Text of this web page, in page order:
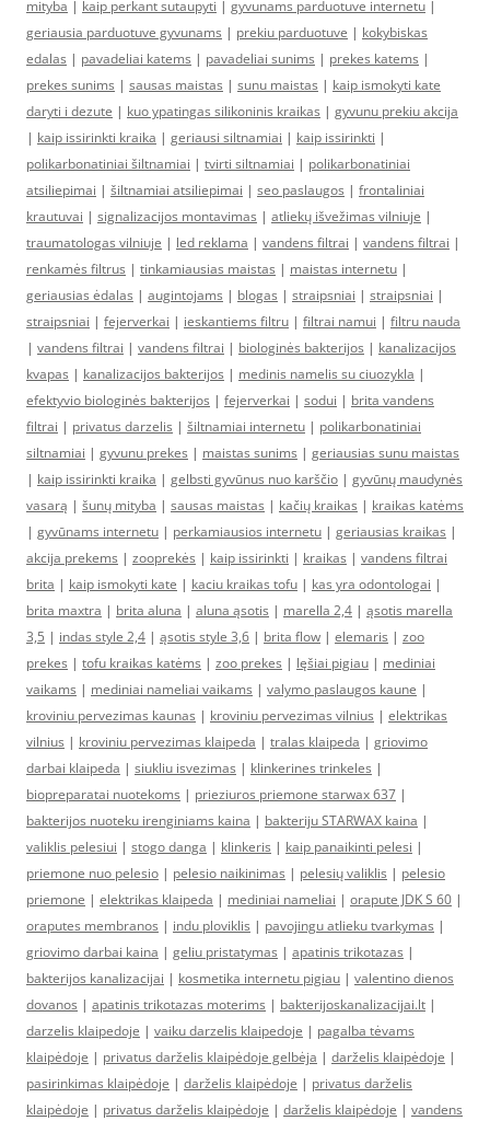
mityba | kaip perkant sutaupyti | gyvunams parduotuve internetu |
geriausia parduotuve gyvunams | prekiu parduotuve | kokybiskas
edalas | pavadeliai katems | pavadeliai sunims | prekes katems |
prekes sunims | sausas maistas | sunu maistas | kaip ismokyti kate
daryti i dezute | kuo ypatingas silikoninis kraikas | gyvunu prekiu akcija
| kaip issirinkti kraika | geriausi siltnamiai | kaip issirinkti |
polikarbonatiniai šiltnamiai | tvirti siltnamiai | polikarbonatiniai
atsiliepimai | šiltnamiai atsiliepimai | seo paslaugos | frontaliniai
krautuvai | signalizacijos montavimas | atliekų išvežimas vilniuje |
traumatologas vilniuje | led reklama | vandens filtrai | vandens filtrai |
renkamės filtrus | tinkamiausias maistas | maistas internetu |
geriausias ėdalas | augintojams | blogas | straipsniai | straipsniai |
straipsniai | fejerverkai | ieskantiems filtru | filtrai namui | filtru nauda
| vandens filtrai | vandens filtrai | biologinės bakterijos | kanalizacijos
kvapas | kanalizacijos bakterijos | medinis namelis su ciuozykla |
efektyvio biologinės bakterijos | fejerverkai | sodui | brita vandens
filtrai | privatus darzelis | šiltnamiai internetu | polikarbonatiniai
siltnamiai | gyvunu prekes | maistas sunims | geriausias sunu maistas
| kaip issirinkti kraika | gelbsti gyvūnus nuo karščio | gyvūnų maudynės
vasarą | šunų mityba | sausas maistas | kačių kraikas | kraikas katėms
| gyvūnams internetu | perkamiausios internetu | geriausias kraikas |
akcija prekems | zooprekės | kaip issirinkti | kraikas | vandens filtrai
brita | kaip ismokyti kate | kaciu kraikas tofu | kas yra odontologai |
brita maxtra | brita aluna | aluna ąsotis | marella 2,4 | ąsotis marella
3,5 | indas style 2,4 | ąsotis style 3,6 | brita flow | elemaris | zoo
prekes | tofu kraikas katėms | zoo prekes | lęšiai pigiau | mediniai
vaikams | mediniai nameliai vaikams | valymo paslaugos kaune |
kroviniu pervezimas kaunas | kroviniu pervezimas vilnius | elektrikas
vilnius | kroviniu pervezimas klaipeda | tralas klaipeda | griovimo
darbai klaipeda | siukliu isvezimas | klinkerines trinkeles |
biopreparatai nuotekoms | prieziuros priemone starwax 637 |
bakterijos nuoteku irenginiams kaina | bakteriju STARWAX kaina |
valiklis pelesiui | stogo danga | klinkeris | kaip panaikinti pelesi |
priemone nuo pelesio | pelesio naikinimas | pelesių valiklis | pelesio
priemone | elektrikas klaipeda | mediniai nameliai | orapute JDK S 60 |
oraputes membranos | indu ploviklis | pavojingu atlieku tvarkymas |
griovimo darbai kaina | geliu pristatymas | apatinis trikotazas |
bakterijos kanalizacijai | kosmetika internetu pigiau | valentino dienos
dovanos | apatinis trikotazas moterims | bakterijoskanalizacijai.lt |
darzelis klaipedoje | vaiku darzelis klaipedoje | pagalba tėvams
klaipėdoje | privatus darželis klaipėdoje gelbėja | darželis klaipėdoje |
pasirinkimas klaipėdoje | darželis klaipėdoje | privatus darželis
klaipėdoje | privatus darželis klaipėdoje | darželis klaipėdoje | vandens